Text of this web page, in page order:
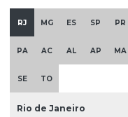
RJ MG ES SP PR
PA AC AL AP MA
SE TO
Rio de Janeiro